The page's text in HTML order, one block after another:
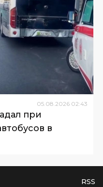
05.08.2026 02:43
при
в
RSS